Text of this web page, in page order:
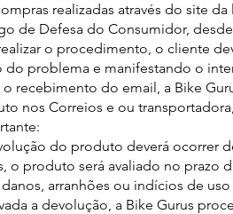
realizadas através do site
de Defesa do Consumidor,
o procedimento, o cliente
do problema e manifestando o
recebimento do email, a Bike
nos Correios e ou
do produto deverá ocorrer
o produto será avaliado no prazo
danos, arranhões ou indícios de
a devolução, a Bike Gurus